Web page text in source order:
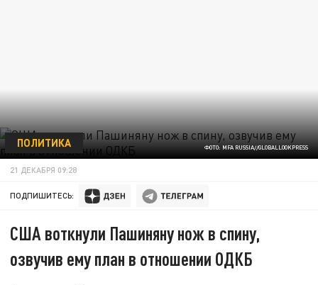
ФОТО: MFA RUSSIA//GLOBALLOOKPRESS
ПОЛИТИКА
21 ДЕКАБРЯ 09:28
ПОДПИШИТЕСЬ:
США воткнули Пашиняну нож в спину,
озвучив ему план в отношении ОДКБ